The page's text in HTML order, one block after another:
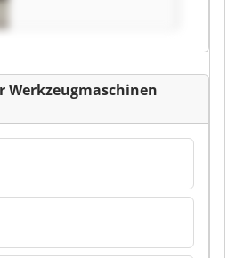
Werkzeugmaschinen